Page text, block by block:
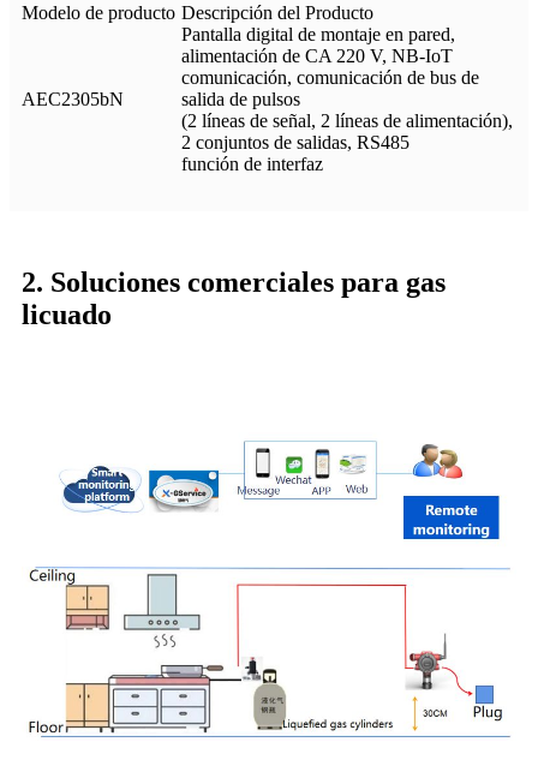
Modelo de producto Descripción del Producto
AEC2305bN
Pantalla digital de montaje en pared,
alimentación de CA 220 V, NB-IoT
comunicación, comunicación de bus de
salida de pulsos
(2 líneas de señal, 2 líneas de alimentación),
2 conjuntos de salidas, RS485
función de interfaz
2. Soluciones comerciales para gas
licuado